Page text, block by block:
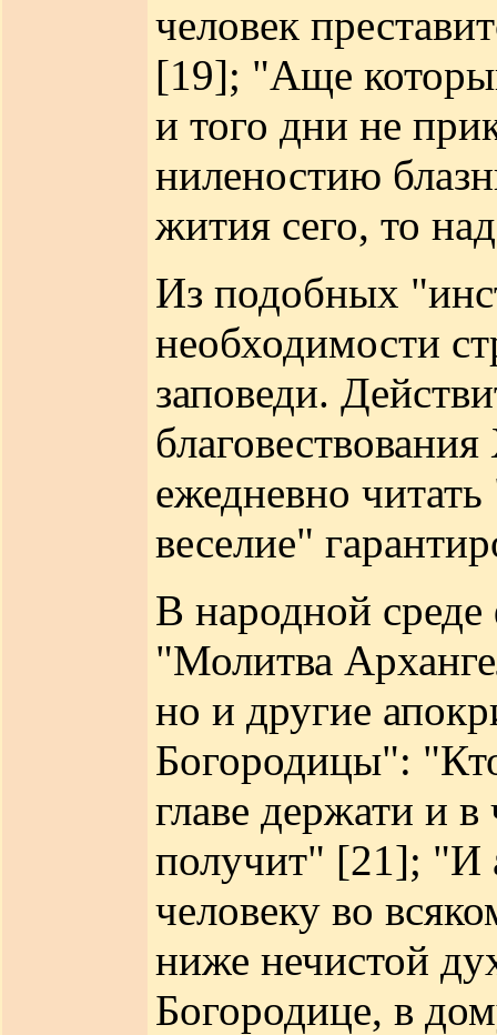
человек
[19]; "Аще
и того дни не
ниленостию
жития сего, то
Из подобных
необходимости
заповеди.
ежедневно
веселие"
В народной среде
"Молитва
но и другие
Богородицы":
главе держати и в
получит" [21]; "И
человеку во
ниже нечистой
Богородице, в